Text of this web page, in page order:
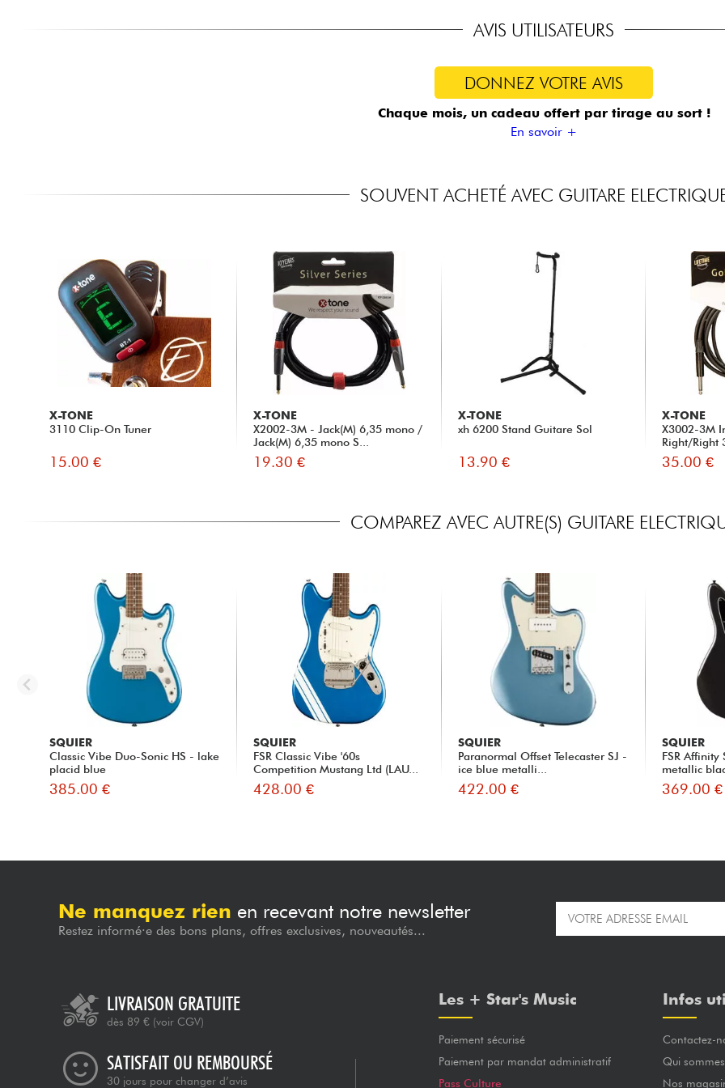
AVIS UTILISATEURS
DONNEZ VOTRE AVIS
Chaque mois, un cadeau offert par tirage au sort !
En savoir +
SOUVENT ACHETÉ AVEC GUITARE
X-TONE
3110 Clip-On Tuner
15.00 €
X-TONE
X2002-3M - Jack(M) 6,35 mono /
Jack(M) 6,35 mono S...
19.30 €
X-TONE
xh 6200 Stand Guitare Sol
13.90 €
X-TONE
X3002-3M
Right/Right
35.00 €
COMPAREZ AVEC AUTRE(S) GUITARE
SQUIER
Classic Vibe Duo-Sonic HS - lake
placid blue
385.00 €
SQUIER
FSR Classic Vibe '60s
Competition Mustang Ltd (LAU...
428.00 €
SQUIER
Paranormal Offset Telecaster SJ -
ice blue metalli...
422.00 €
SQUIER
FSR Affinity
metallic
369.00 €
Ne manquez rien en recevant notre newsletter
Restez informé·e des bons plans, offres exclusives, nouveautés...
LIVRAISON GRATUITE
dès 89 € (voir CGV)
SATISFAIT OU REMBOURSÉ
30 jours pour changer d’avis
Les + Star's Music
Paiement sécurisé
Paiement par mandat administratif
Pass Culture
Infos
Contactez-
Qui
Nos